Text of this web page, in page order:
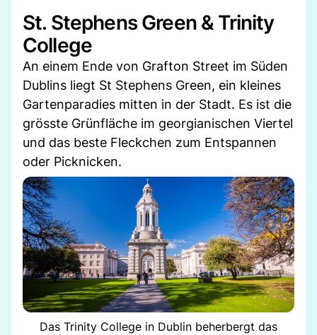
St. Stephens Green & Trinity
College
An einem Ende von Grafton Street im Süden
Dublins liegt St Stephens Green, ein kleines
Gartenparadies mitten in der Stadt. Es ist die
grösste Grünfläche im georgianischen Viertel
und das beste Fleckchen zum Entspannen
oder Picknicken.
Das Trinity College in Dublin beherbergt das